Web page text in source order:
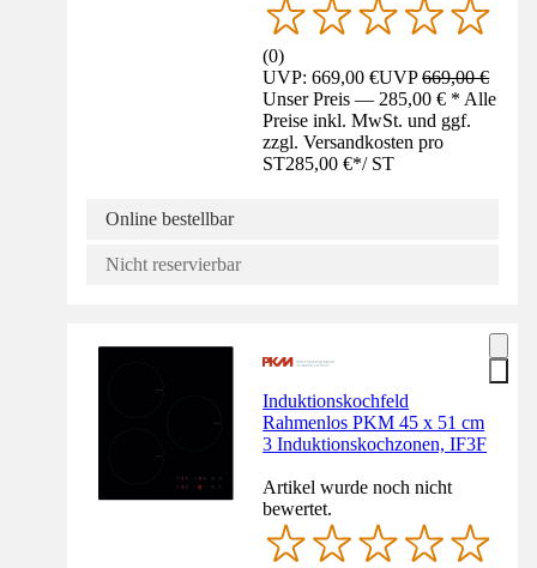
(0)
UVP: 669,00 €UVP669,00 €
Unser Preis — 285,00 € * Alle
Preise inkl. MwSt. und ggf.
zzgl. Versandkosten pro
ST285,00 €*/ ST
Online bestellbar
Nicht reservierbar
Induktionskochfeld
Rahmenlos PKM 45 x 51 cm
3 Induktionskochzonen, IF3F
Artikel wurde noch nicht
bewertet.